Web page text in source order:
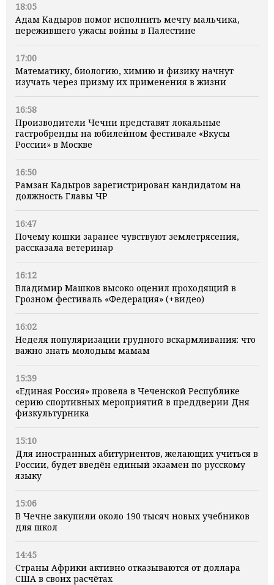
18:05
Адам Кадыров помог исполнить мечту мальчика,
пережившего ужасы войны в Палестине
17:00
Математику, биологию, химию и физику начнут
изучать через призму их применения в жизни
16:58
Производители Чечни представят локальные
гастробренды на юбилейном фестивале «Вкусы
России» в Москве
16:50
Рамзан Кадыров зарегистрирован кандидатом на
должность Главы ЧР
16:47
Почему кошки заранее чувствуют землетрясения,
рассказала ветеринар
16:12
Владимир Машков высоко оценил проходящий в
Грозном фестиваль «Федерация» (+видео)
16:02
Неделя популяризации грудного вскармливания: что
важно знать молодым мамам
15:39
«Единая Россия» провела в Чеченской Республике
серию спортивных мероприятий в преддверии Дня
физкультурника
15:10
Для иностранных абитуриентов, желающих учиться в
России, будет введён единый экзамен по русскому
языку
15:06
В Чечне закупили около 190 тысяч новых учебников
для школ
14:45
Страны Африки активно отказываются от доллара
США в своих расчётах